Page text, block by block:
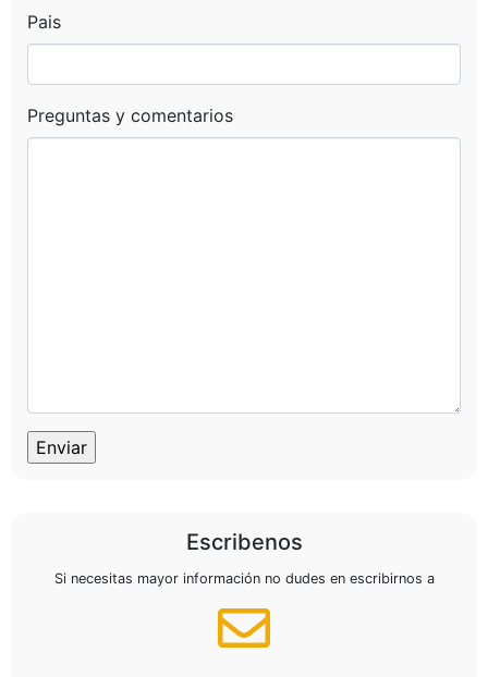
Pais
Preguntas y comentarios
Escribenos
Si necesitas mayor información no dudes en escribirnos a